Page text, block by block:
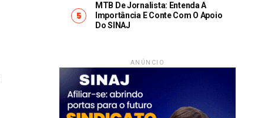
MTB De Jornalista: Entenda A
Importância E Conte Com O Apoio
Do SINAJ
ANÚNCIO